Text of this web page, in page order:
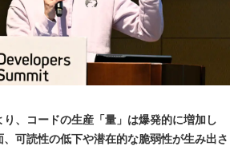
、コードの生産「量」は爆発的に増加し
可読性の低下や潜在的な脆弱性が生み出さ